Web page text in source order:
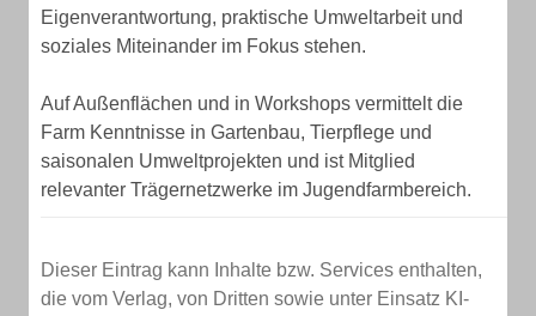
Eigenverantwortung, praktische Umweltarbeit und
soziales Miteinander im Fokus stehen.
Auf Außenflächen und in Workshops vermittelt die
Farm Kenntnisse in Gartenbau, Tierpflege und
saisonalen Umweltprojekten und ist Mitglied
relevanter Trägernetzwerke im Jugendfarmbereich.
Dieser Eintrag kann Inhalte bzw. Services enthalten,
die vom Verlag, von Dritten sowie unter Einsatz KI-